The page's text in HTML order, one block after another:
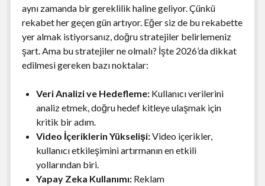
aynı zamanda bir gereklilik haline geliyor. Çünkü
rekabet her geçen gün artıyor. Eğer siz de bu rekabette
yer almak istiyorsanız, doğru stratejiler belirlemeniz
şart. Ama bu stratejiler ne olmalı? İşte 2026’da dikkat
edilmesi gereken bazı noktalar:
Veri Analizi ve Hedefleme:Kullanıcı verilerini
analiz etmek, doğru hedef kitleye ulaşmak için
kritik bir adım.
Video İçeriklerin Yükselişi:Video içerikler,
kullanıcı etkileşimini artırmanın en etkili
yollarından biri.
Yapay Zeka Kullanımı:Reklam